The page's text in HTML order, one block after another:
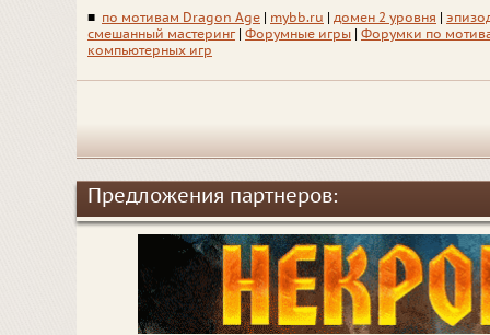
■ по мотивам Dragon Age mybb.ru домен 2 уровня
смешанный мастеринг
Форумные игры
Форумки по
компьютерных игр
Предложения партнеров: